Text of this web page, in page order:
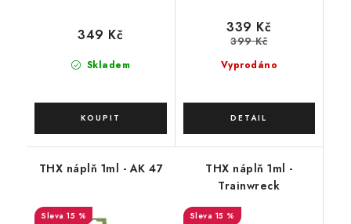
Skladem
349 Kč
Vyprodáno
339 Kč
399 Kč
THX náplň 1ml - AK 47
15 %
THX náplň 1ml -
Trainwreck
15 %